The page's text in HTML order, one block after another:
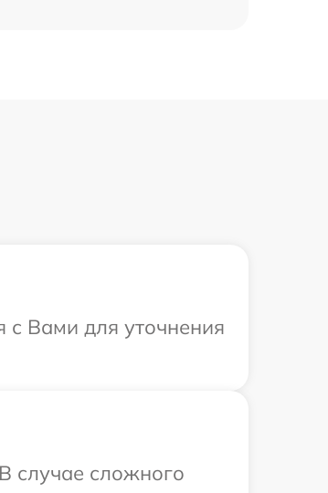
с Вами для уточнения
случае сложного